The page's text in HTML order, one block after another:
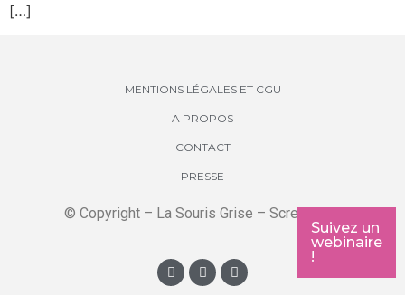
Suivez un
webinaire
!
[…]
MENTIONS LÉGALES ET CGU
A PROPOS
CONTACT
PRESSE
© Copyright – La Souris Grise – Screenkids